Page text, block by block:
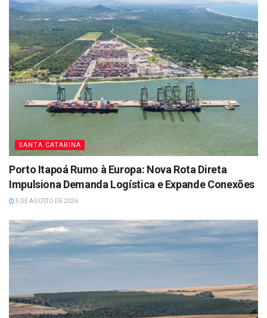
SANTA CATARINA
Porto Itapoá Rumo à Europa: Nova Rota Direta
Impulsiona Demanda Logística e Expande Conexões
5 DE AGOSTO DE 2026